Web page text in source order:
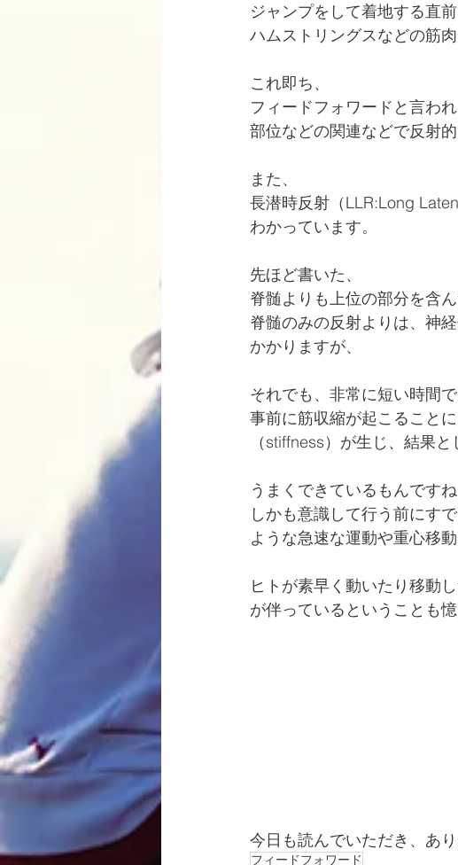
ジャンプをして着地する直
ハムストリングスなどの筋
これ即ち、
フィードフォワードと言わ
部位などの関連などで反射
また、
長潜時反射（LLR:Long
わかっています。
先ほど書いた、
脊髄よりも上位の部分を含
脊髄のみの反射よりは、神
かかりますが、
それでも、非常に短い時間
事前に筋収縮が起こること
（stiffness）が生じ、結果
うまくできているもんですね
しかも意識して行う前にす
ような急速な運動や重心移動
ヒトが素早く動いたり移動
が伴っているということも
今日も読んでいただき、あ
フィードフォワード